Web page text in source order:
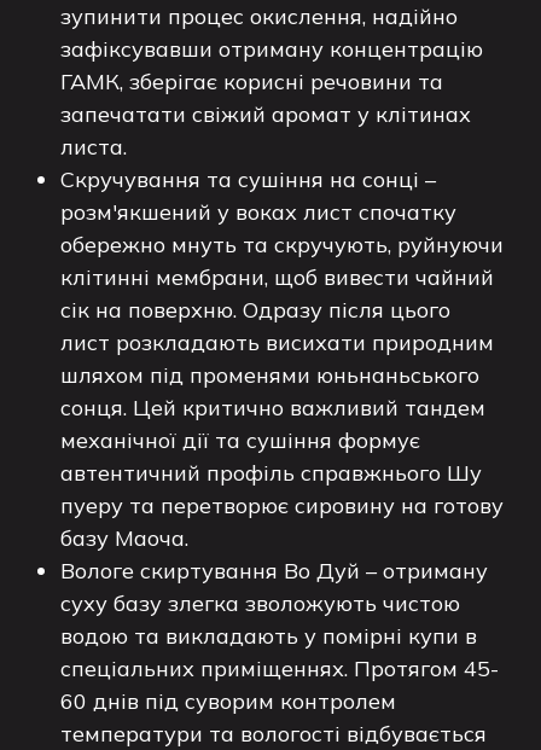
зупинити процес окислення, надійно
зафіксувавши отриману концентрацію
ГАМК, зберігає корисні речовини та
запечатати свіжий аромат у клітинах
листа.
Скручування та сушіння на сонці –
розм'якшений у воках лист спочатку
обережно мнуть та скручують, руйнуючи
клітинні мембрани, щоб вивести чайний
сік на поверхню. Одразу після цього
лист розкладають висихати природним
шляхом під променями юньнаньського
сонця. Цей критично важливий тандем
механічної дії та сушіння формує
автентичний профіль справжнього Шу
пуеру та перетворює сировину на готову
базу Маоча.
Вологе скиртування Во Дуй – отриману
суху базу злегка зволожують чистою
водою та викладають у помірні купи в
спеціальних приміщеннях. Протягом 45-
60 днів під суворим контролем
температури та вологості відбувається